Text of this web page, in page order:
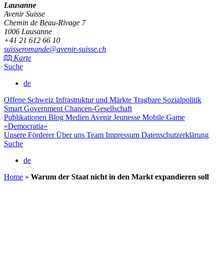
Lausanne
Avenir Suisse
Chemin de Beau-Rivage 7
1006 Lausanne
+41 21 612 66 10
suisseromande@avenir-suisse.ch
Karte
Suche
de
Offene Schweiz Infrastruktur und Märkte Tragbare Sozialpolitik
Smart Government Chancen-Gesellschaft
Publikationen Blog Medien Avenir Jeunesse Mobile Game
«Democratia»
Unsere FördererÜber uns Team Impressum Datenschutzerklärung
Suche
de
Home » Warum der Staat nicht in den Markt expandieren soll